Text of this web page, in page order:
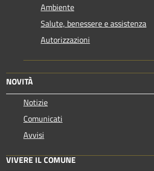
Ambiente
Salute, benessere e assistenza
Autorizzazioni
NOVITÀ
Notizie
Comunicati
Avvisi
VIVERE IL COMUNE